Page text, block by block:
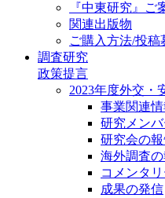
『中東研究』ご
関連出版物
ご購入方法/投稿
調査研究
政策提言
2023年度外交・
事業関連情
研究メンバ
研究会の
海外調査
コメンタ
成果の発信